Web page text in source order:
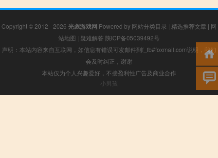
Copyright © 2012 - 2026 光彪游戏网 Powered by 网站分类目录 | 精选推荐文章 | 网
站地图 | 疑难解答 陕ICP备05039492号
声明：本站内容来自互联网，如信息有错误可发邮件到f_fb#foxmail.com说明，我们
会及时纠正，谢谢
本站仅为个人兴趣爱好，不接盈利性广告及商业合作
小男孩